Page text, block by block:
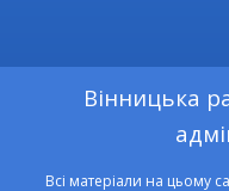
Вінницька
Всі матеріали на цьому